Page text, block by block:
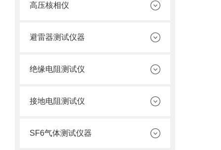
高压核相仪
避雷器测试仪器
绝缘电阻测试仪
接地电阻测试仪
SF6气体测试仪器